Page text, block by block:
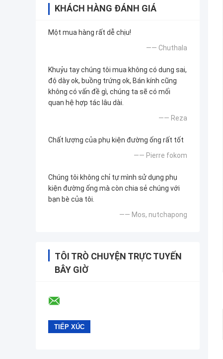
KHÁCH HÀNG ĐÁNH GIÁ
Một mua hàng rất dễ chịu!
—— Chuthala
Khuỷu tay chúng tôi mua không có dung sai,
độ dày ok, buồng trứng ok, Bán kính cũng
không có vấn đề gì, chúng ta sẽ có mối
quan hệ hợp tác lâu dài.
—— Reza
Chất lượng của phụ kiện đường ống rất tốt
—— Pierre fokom
Chúng tôi không chỉ tự mình sử dụng phụ
kiện đường ống mà còn chia sẻ chúng với
bạn bè của tôi.
—— Mos, nutchapong
TÔI TRÒ CHUYỆN TRỰC TUYẾN
BÂY GIỜ